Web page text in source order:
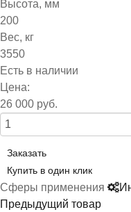
Высота, мм
200
Вес, кг
3550
Есть в наличии
Цена:
26 000 руб.
Заказать
Купить в один клик
Сферы применения
Предыдущий товар